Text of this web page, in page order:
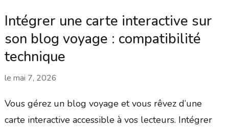
Intégrer une carte interactive sur
son blog voyage : compatibilité
technique
le mai 7, 2026
Vous gérez un blog voyage et vous rêvez d’une
carte interactive accessible à vos lecteurs. Intégrer